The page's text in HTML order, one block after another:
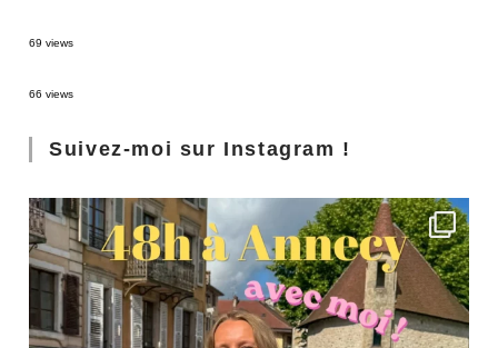
69 views
66 views
Suivez-moi sur Instagram !